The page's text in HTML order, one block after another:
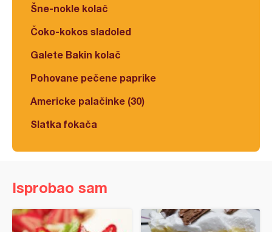
Šne-nokle kolač
Čoko-kokos sladoled
Galete Bakin kolač
Pohovane pečene paprike
Americke palačinke (30)
Slatka fokača
Isprobao sam